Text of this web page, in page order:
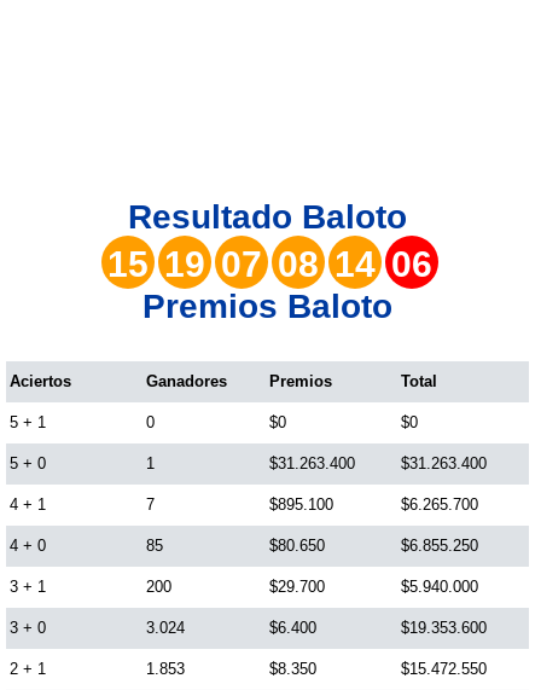
Lotería del Quindio
Lotería de Bogotá
Lotería de Risaralda
Lotería de Medellín
Lotería de Santander
Lotería del Cauca
Lotería de Boyaca
Resultado Baloto
15 19 07 08 14 06
Premios Baloto
Aciertos Ganadores Premios Total
5 + 1 0 $0 $0
5 + 0 1 $31.263.400 $31.263.400
4 + 1 7 $895.100 $6.265.700
4 + 0 85 $80.650 $6.855.250
3 + 1 200 $29.700 $5.940.000
3 + 0 3.024 $6.400 $19.353.600
2 + 1 1.853 $8.350 $15.472.550